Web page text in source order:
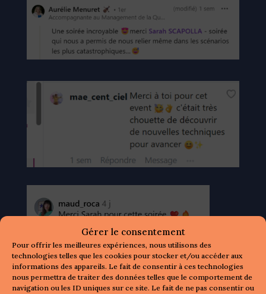
Gérer le consentement
Pour offrir les meilleures expériences, nous utilisons des
technologies telles que les cookies pour stocker et/ou accéder aux
informations des appareils. Le fait de consentir à ces technologies
nous permettra de traiter des données telles que le comportement de
navigation ou les ID uniques sur ce site. Le fait de ne pas consentir ou